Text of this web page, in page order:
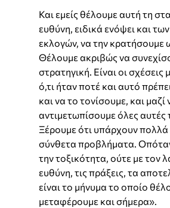
Και εμείς θέλουμε αυτή τη
ευθύνη, ειδικά ενόψει και
εκλογών, να την
Θέλουμε ακριβώς να
στρατηγική. Είναι οι σχέσεις
ό,τι ήταν ποτέ και αυτό
και να το τονίσουμε, και
αντιμετωπίσουμε όλες αυτές
Ξέρουμε ότι υπάρχουν πολλά
σύνθετα προβλήματα. Οπόταν
την τοξικότητα, ούτε με τον
ευθύνη, τις πράξεις, τα
είναι το μήνυμα το οποίο
μεταφέρουμε και σήμερα».